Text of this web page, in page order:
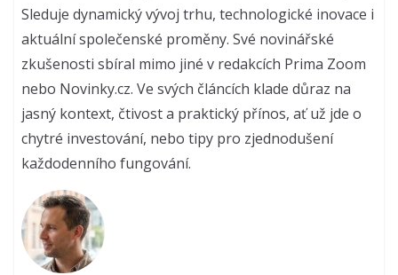
Sleduje dynamický vývoj trhu, technologické inovace i
aktuální společenské proměny. Své novinářské
zkušenosti sbíral mimo jiné v redakcích Prima Zoom
nebo Novinky.cz. Ve svých článcích klade důraz na
jasný kontext, čtivost a praktický přínos, ať už jde o
chytré investování, nebo tipy pro zjednodušení
každodenního fungování.